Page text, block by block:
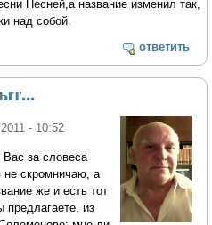
Песней,а название изменил так,
над собой.
ответить
- 10:52
за словеса
скромничаю, а
же и есть тот
из